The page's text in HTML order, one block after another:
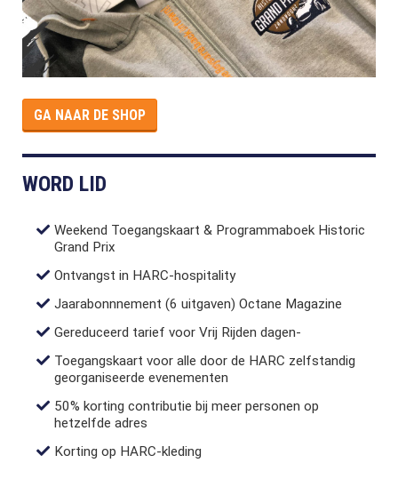
GA NAAR DE SHOP
WORD LID
Weekend Toegangskaart & Programmaboek Historic
Grand Prix
Ontvangst in HARC-hospitality
Jaarabonnnement (6 uitgaven) Octane Magazine
Gereduceerd tarief voor Vrij Rijden dagen-
Toegangskaart voor alle door de HARC zelfstandig
georganiseerde evenementen
50% korting contributie bij meer personen op
hetzelfde adres
Korting op HARC-kleding